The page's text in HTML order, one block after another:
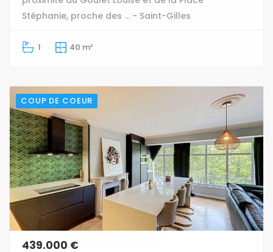
Stéphanie, proche des ... - Saint-Gilles
1 40 m²
COUP DE COEUR
439.000 €